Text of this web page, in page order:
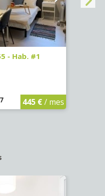
- Hab. #1
445 €/ mes